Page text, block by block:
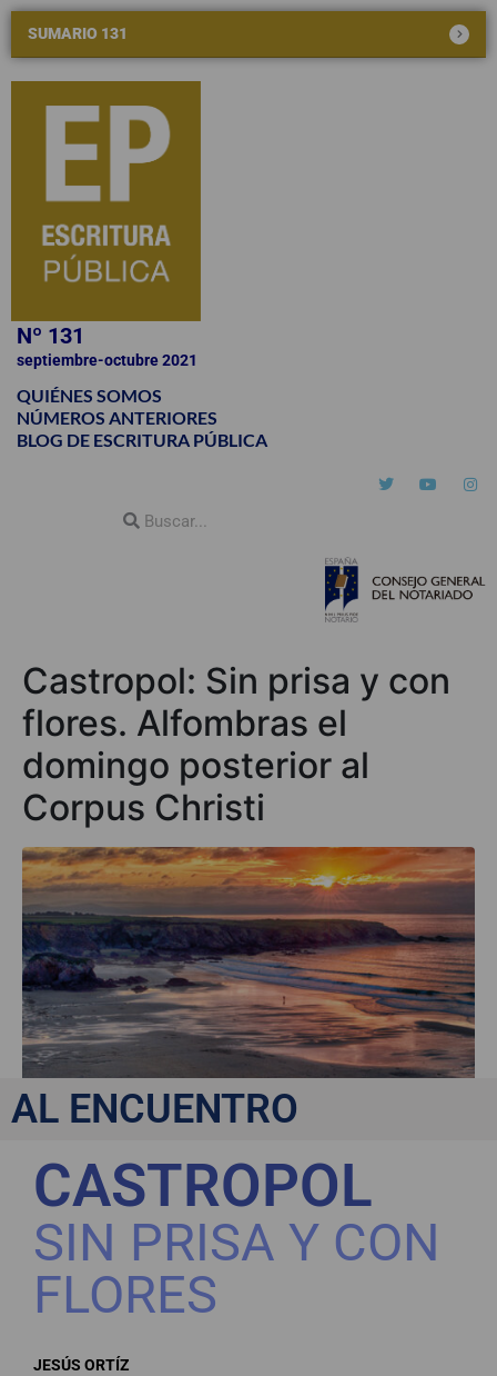
SUMARIO 131
Nº 131
septiembre-octubre 2021
QUIÉNES SOMOS
NÚMEROS ANTERIORES
BLOG DE ESCRITURA PÚBLICA
Castropol: Sin prisa y con
flores. Alfombras el
domingo posterior al
Corpus Christi
AL ENCUENTRO
CASTROPOL
SIN PRISA Y CON
FLORES
JESÚS ORTÍZ
w
e
r
t
t
a
t